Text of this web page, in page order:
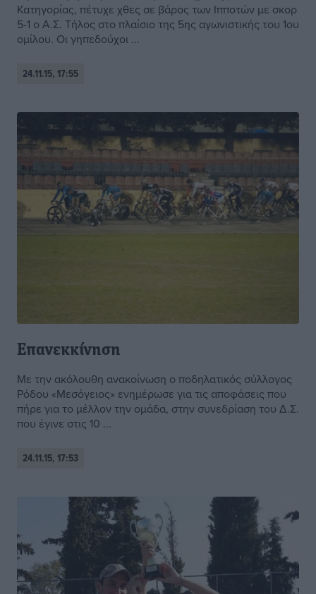
Κατηγορίας, πέτυχε χθες σε βάρος των Ιπποτών με σκορ
5-1 ο Α.Σ. Τήλος στο πλαίσιο της 5ης αγωνιστικής του 1ου
ομίλου. Οι γηπεδούχοι ...
24.11.15, 17:55
Επανεκκίνηση
Με την ακόλουθη ανακοίνωση ο ποδηλατικός σύλλογος
Ρόδου «Μεσόγειος» ενημέρωσε για τις αποφάσεις που
πήρε για το μέλλον την ομάδα, στην συνεδρίαση του Δ.Σ.
που έγινε στις 10 ...
24.11.15, 17:53